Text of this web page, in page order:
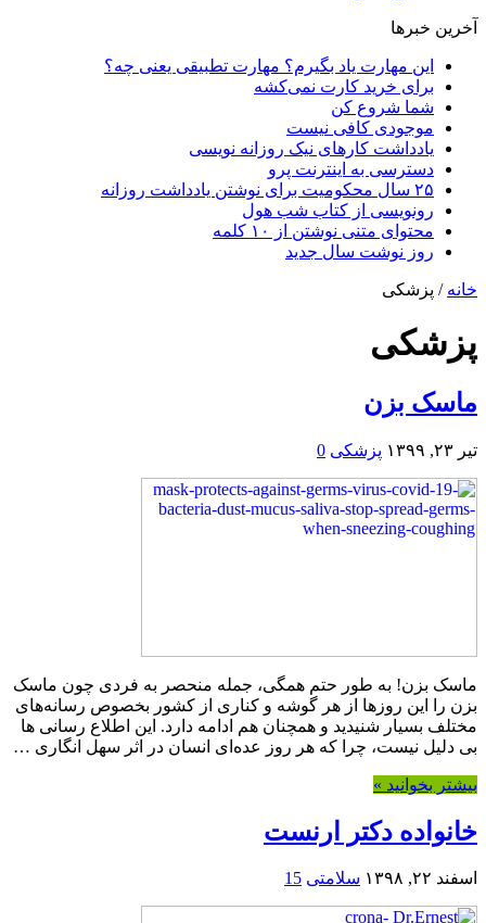
آخرین خبرها
این مهارت یاد بگیرم؟ مهارت تطبیقی یعنی چه؟
برای خرید کارت نمی‌‌کشه
شما شروع کن
موجودی کافی نیست
یادداشت کارهای نیک روزانه نویسی
دسترسی به اینترنت پرو
۲۵ سال محکومیت برای نوشتن یادداشت روزانه
رونویسی از کتاب شب هول
محتوای متنی نوشتن از ۱۰ کلمه
روز نوشت سال جدید
خانه / پزشکی
پزشکی
ماسک بزن
تیر ۲۳, ۱۳۹۹ پزشکی 0
ماسک بزن! به طور حتم همگی، جمله منحصر به فردی چون ماسک
بزن را این روزها از هر گوشه و کناری از کشور بخصوص رسانه‌های
مختلف بسیار شنیدید و همچنان هم ادامه دارد. این اطلاع رسانی ها
بی دلیل نیست، چرا که هر روز عده‌ای انسان در اثر سهل انگاری …
بیشتر بخوانید »
خانواده دکتر ارنست
اسفند ۲۲, ۱۳۹۸ سلامتی 15